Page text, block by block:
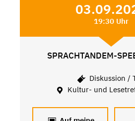
19:30 Uhr
SPRACHTANDEM-
Diskussion /
Kultur- und